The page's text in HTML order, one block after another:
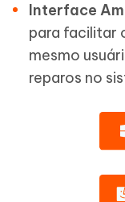
Interface
para facilitar
mesmo
reparos no